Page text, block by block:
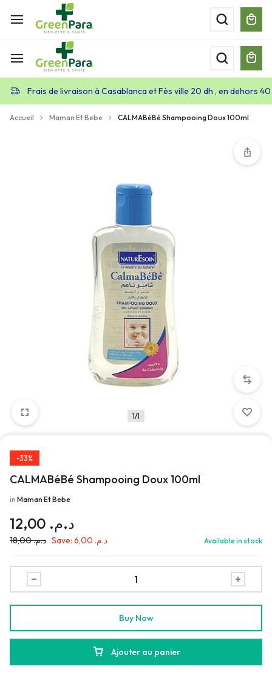
Frais de livraison à Casablanca et Fès ville 20 dh , en dehors
Accueil Maman Et Bebe CALMABéBé Shampooing Doux 100ml
1/1
-33%
CALMABéBé Shampooing Doux 100ml
in Maman Et Bebe
د.م.
د.م.18,00 Save: د.م. Available in stock
Ajouter au panier
Buy Now